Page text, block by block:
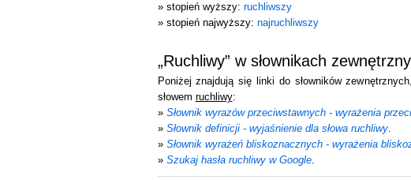
» stopień wyższy: ruchliwszy
» stopień najwyższy: najruchliwszy
„Ruchliwy” w słownikach
Poniżej znajdują się linki do słowników
słowem ruchliwy:
» Słownik wyrazów przeciwstawnych - wyrażenia
» Słownik definicji - wyjaśnienie dla słowa ruchliwy.
» Słownik wyrażeń bliskoznacznych - wyrażenia
» Szukaj hasła ruchliwy w Google.